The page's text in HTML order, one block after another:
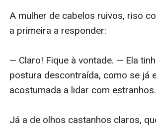
A mulher de cabelos ruivos, riso
a primeira a responder:
— Claro! Fique à vontade. — Ela
postura descontraída, como se já
acostumada a lidar com estranhos.
Já a de olhos castanhos claros,